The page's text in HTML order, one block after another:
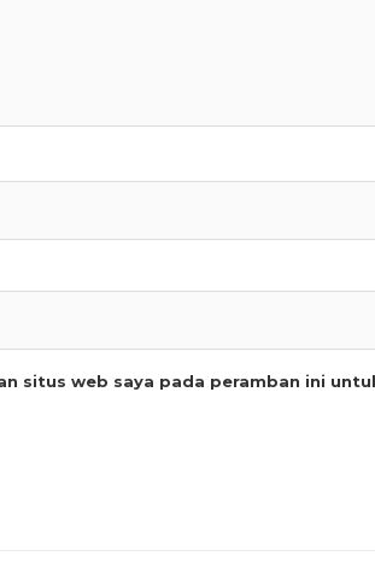
situs web saya pada peramban ini